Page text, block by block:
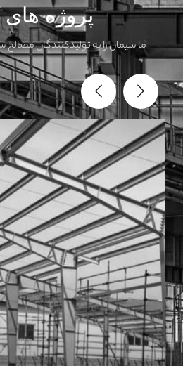
پروژه
ما سیمان را به تولیدکنندگان